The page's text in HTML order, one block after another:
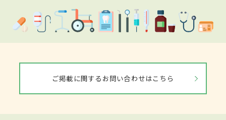
ご掲載に関するお問い合わせはこちら